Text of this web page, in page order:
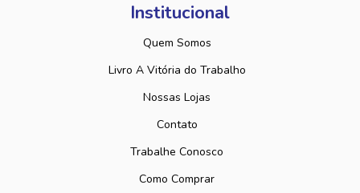
Institucional
Quem Somos
Livro A Vitória do Trabalho
Nossas Lojas
Contato
Trabalhe Conosco
Como Comprar